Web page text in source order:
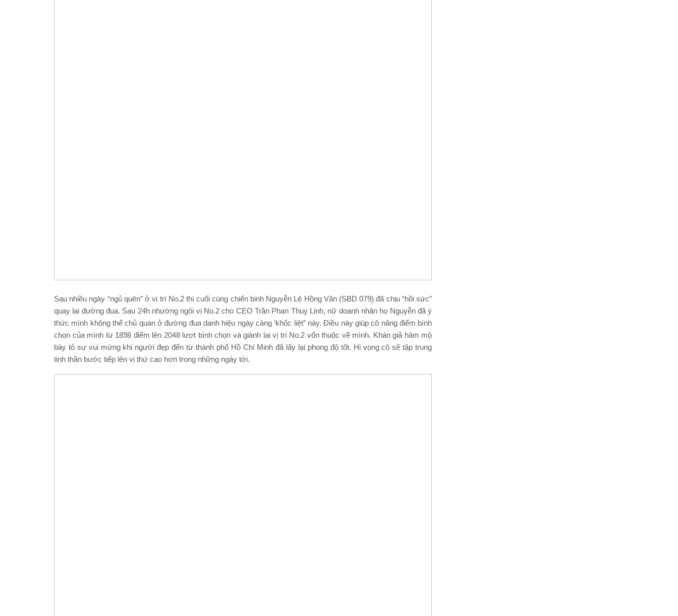
Sau nhiều ngày “ngủ quên” ở vị trí No.2 thì cuối cùng chiến binh Nguyễn Lệ Hồng Vân (SBD 079) đã chịu “hồi sức”
quay lại đường đua. Sau 24h nhường ngôi vị No.2 cho CEO Trần Phan Thuỵ Linh, nữ doanh nhân họ Nguyễn đã ý
thức mình không thể chủ quan ở đường đua danh hiệu ngày càng ‘khốc liệt” này. Điều này giúp cô nâng điểm bình
chọn của mình từ 1898 điểm lên 2048 lượt bình chọn và giành lại vị trí No.2 vốn thuộc về mình. Khán giả hâm mộ
bày tỏ sự vui mừng khi người đẹp đến từ thành phố Hồ Chí Minh đã lấy lại phong độ tốt. Hi vọng cô sẽ tập trung
tinh thần bước tiếp lên vị thứ cao hơn trong những ngày tới.